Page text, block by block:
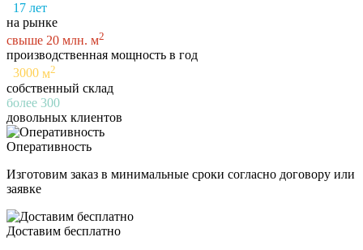
17 лет
на рынке
свыше 20 млн. м2
производственная мощность в год
3000 м2
собственный склад
более 300
довольных клиентов
Оперативность
Изготовим заказ в минимальные сроки согласно договору или
заявке
Доставим бесплатно